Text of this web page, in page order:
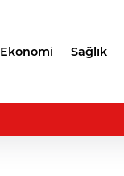
Ekonomi Sağlık